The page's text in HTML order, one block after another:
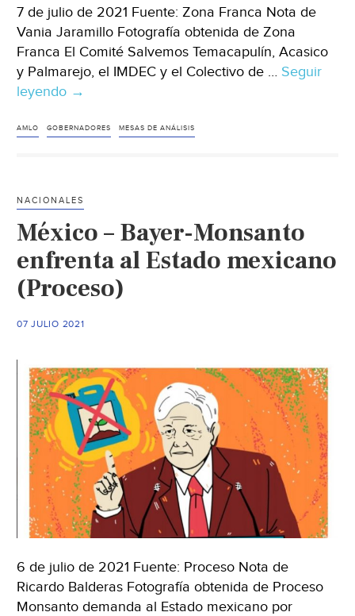
7 de julio de 2021 Fuente: Zona Franca Nota de
Vania Jaramillo Fotografía obtenida de Zona
Franca El Comité Salvemos Temacapulín, Acasico
y Palmarejo, el IMDEC y el Colectivo de … Seguir
leyendo Gto
Mesas
Zapotillo
se
retomarán
con
gobernadores,
podría
Temaca
(Zona
Franca)
→
AMLO GOBERNADORES MESAS DE ANÁLISIS
NACIONALES
México – Bayer-Monsanto
enfrenta al Estado mexicano
(Proceso)
07 JULIO 2021
6 de julio de 2021 Fuente: Proceso Nota de
Ricardo Balderas Fotografía obtenida de Proceso
Monsanto demanda al Estado mexicano por